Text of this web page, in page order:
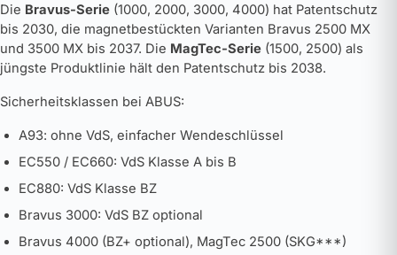
Die Bravus-Serie (1000, 2000, 3000, 4000) hat Patentschutz
bis 2030, die magnetbestückten Varianten Bravus 2500 MX
und 3500 MX bis 2037. Die MagTec-Serie (1500, 2500) als
jüngste Produktlinie hält den Patentschutz bis 2038.
Sicherheitsklassen bei ABUS:
A93: ohne VdS, einfacher Wendeschlüssel
EC550 / EC660: VdS Klasse A bis B
EC880: VdS Klasse BZ
Bravus 3000: VdS BZ optional
Bravus 4000 (BZ+ optional), MagTec 2500 (SKG***)